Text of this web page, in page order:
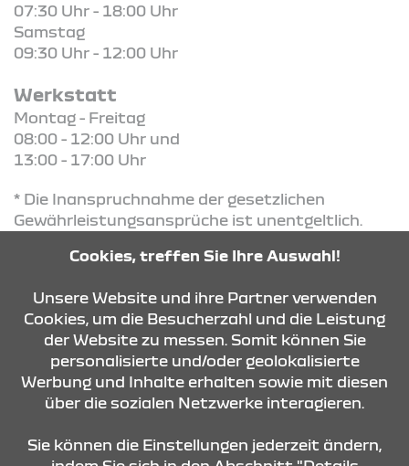
07:30 Uhr - 18:00 Uhr
Samstag
09:30 Uhr - 12:00 Uhr
Werkstatt
Montag - Freitag
08:00 - 12:00 Uhr und
13:00 - 17:00 Uhr
* Die Inanspruchnahme der gesetzlichen
Gewährleistungsansprüche ist unentgeltlich.
Reifengarantie und werden durch diese nicht
KONTAKT & ANFAHRT
Cookies, treffen Sie Ihre Auswahl!
Unsere Website und ihre Partner verwenden
Cookies, um die Besucherzahl und die Leistung
der Website zu messen. Somit können Sie
personalisierte und/oder geolokalisierte
Werbung und Inhalte erhalten sowie mit diesen
über die sozialen Netzwerke interagieren.
Sie können die Einstellungen jederzeit ändern,